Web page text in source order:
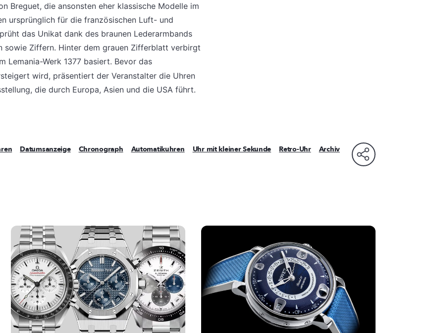
Breguet, die ansonsten eher klassische Modelle im
ursprünglich für die französischen Luft- und
das Unikat dank des braunen Lederarmbands
sowie Ziffern. Hinter dem grauen Zifferblatt verbirgt
Lemania-Werk 1377 basiert. Bevor das
wird, präsentiert der Veranstalter die Uhren
die durch Europa, Asien und die USA führt.
Datumsanzeige Chronograph Automatikuhren Uhr mit kleiner Sekunde Retro-Uhr Archiv